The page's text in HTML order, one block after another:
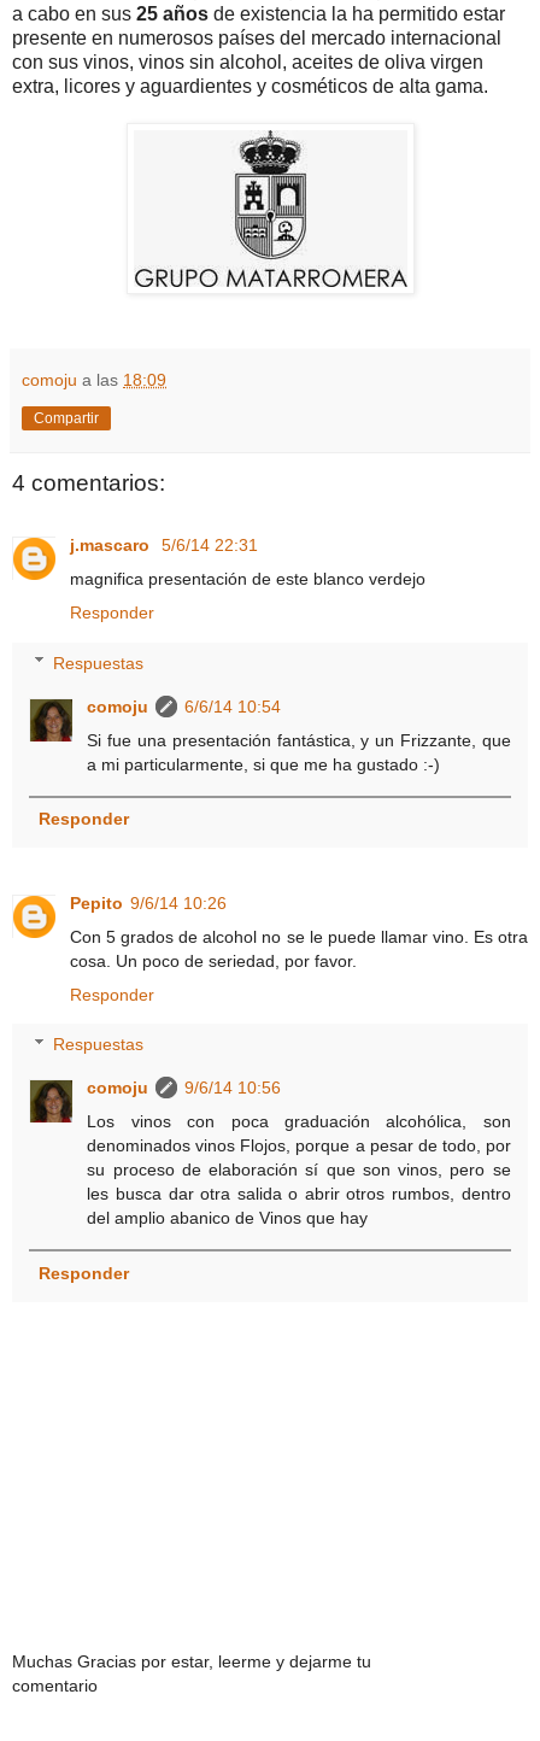
a cabo en sus 25 años de existencia la ha permitido estar
presente en numerosos países del mercado internacional
con sus vinos, vinos sin alcohol, aceites de oliva virgen
extra, licores y aguardientes y cosméticos de alta gama.
comoju a las 18:09
Compartir
4 comentarios:
j.mascaro
5/6/14 22:31
magnifica presentación de este blanco verdejo
Responder
Respuestas
comoju
6/6/14 10:54
Si fue una presentación fantástica, y un Frizzante, que
a mi particularmente, si que me ha gustado :-)
Responder
Pepito 9/6/14 10:26
Con 5 grados de alcohol no se le puede llamar vino. Es otra
cosa. Un poco de seriedad, por favor.
Responder
Respuestas
comoju
9/6/14 10:56
Los vinos con poca graduación alcohólica, son
denominados vinos Flojos, porque a pesar de todo, por
su proceso de elaboración sí que son vinos, pero se
les busca dar otra salida o abrir otros rumbos, dentro
del amplio abanico de Vinos que hay
Responder
Muchas Gracias por estar, leerme y dejarme tu
comentario